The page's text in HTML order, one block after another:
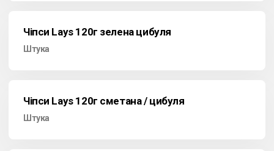
Чіпси Lays 120г зелена цибуля
Штука
Чіпси Lays 120г сметана / цибуля
Штука